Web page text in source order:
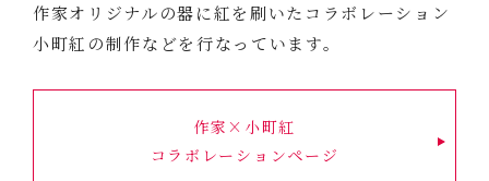
作家オリジナルの器に紅を刷いたコラボレーション
小町紅の制作などを行なっています。
作家×小町紅
コラボレーションページ